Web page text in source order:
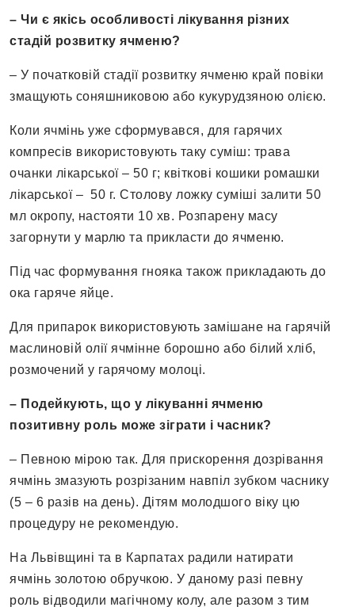
– Чи є якісь особливості лікування різних
стадій розвитку ячменю?
– У початковій стадії розвитку ячменю край повіки
змащують соняшниковою або кукурудзяною олією.
Коли ячмінь уже сформувався, для гарячих
компресів використовують таку суміш: трава
очанки лікарської – 50 г; квіткові кошики ромашки
лікарської – 50 г. Столову ложку суміші залити 50
мл окропу, настояти 10 хв. Розпарену масу
загорнути у марлю та прикласти до ячменю.
Під час формування гнояка також прикладають до
ока гаряче яйце.
Для припарок використовують замішане на гарячій
маслиновій олії ячмінне бо­рошно або білий хліб,
розмочений у гарячому молоці.
– Подейкують, що у лікуванні ячменю
позитивну роль може зіграти і часник?
– Певною мірою так. Для прискорення дозрівання
ячмінь змазують розрізаним навпіл зубком часнику
(5 – 6 разів на день). Дітям молодшого віку цю
процедуру не рекомендую.
На Львівщині та в Карпатах радили натирати
ячмінь золотою обручкою. У дано­му разі певну
роль відводили магічному колу, але разом з тим